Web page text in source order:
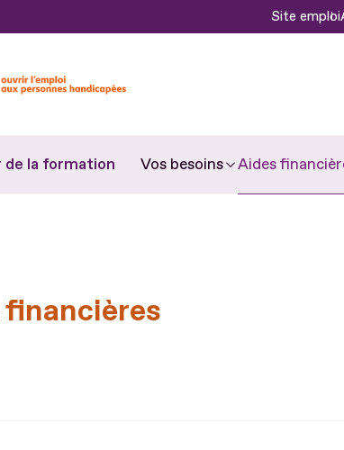
Site emploi
de la formation Vos besoins Aides
financières